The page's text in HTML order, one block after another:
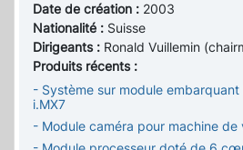
Date de création : 2003
Nationalité : Suisse
Dirigeants : Ronald Vuillemin
Produits récents :
- Système sur module embarquant
i.MX7
- Module caméra pour machine de